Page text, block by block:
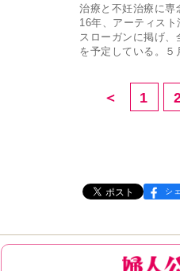
治療と不妊治療に専
16年、アーティス
スローガンに掲げ
を予定している。
＜ 1
シ